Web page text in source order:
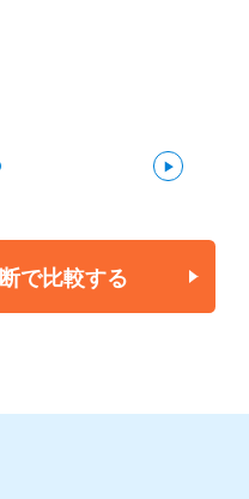
で比較する